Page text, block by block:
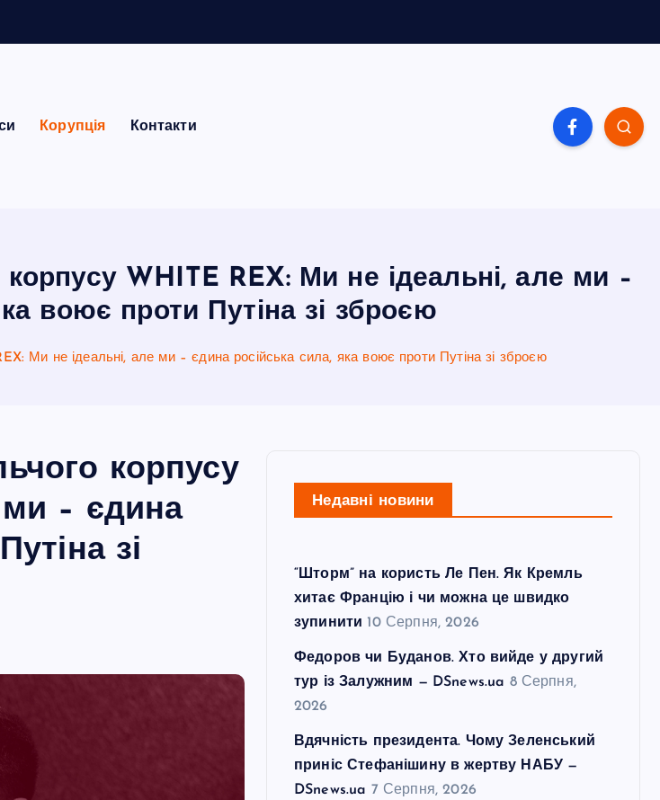
Корупція Контакти
WHITE REX: Ми не ідеальні, але ми –
воює проти Путіна зі зброєю
Ми не ідеальні, але ми – єдина російська сила, яка воює проти Путіна зі зброєю
корпусу
ми – єдина
зі
Недавні новини
“Шторм” на користь Ле Пен. Як Кремль
хитає Францію і чи можна це швидко
зупинити 10 Серпня, 2026
Федоров чи Буданов. Хто вийде у другий
тур із Залужним — DSnews.ua 8 Серпня,
2026
Вдячність президента. Чому Зеленський
приніс Стефанішину в жертву НАБУ —
DSnews.ua 7 Серпня, 2026